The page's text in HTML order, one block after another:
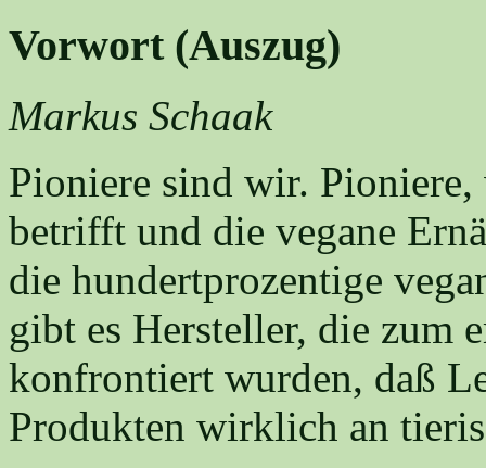
Vorwort (Auszug)
Markus Schaak
Pioniere sind wir.
betrifft und die vegane
die hundertprozentige
gibt es Hersteller, die zum
konfrontiert wurden, daß
Produkten wirklich an